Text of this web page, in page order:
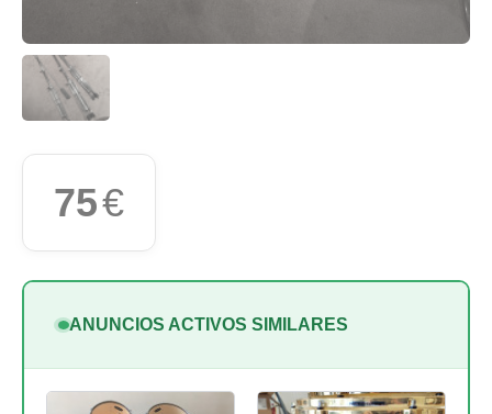
75€
ANUNCIOS ACTIVOS SIMILARES